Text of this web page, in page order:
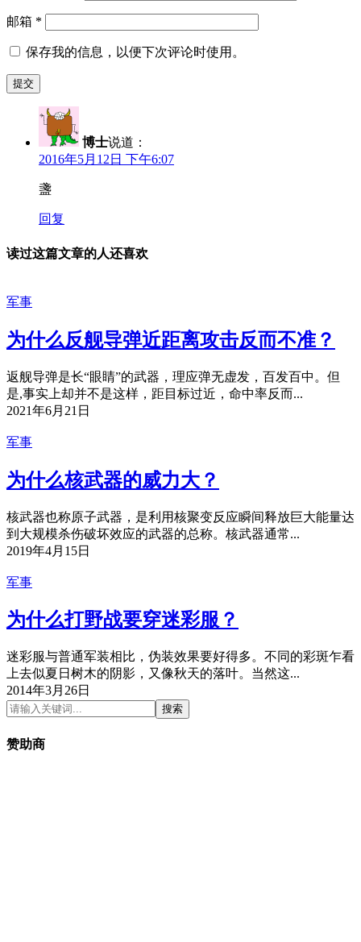
邮箱 *
保存我的信息，以便下次评论时使用。
博士说道：
2016年5月12日 下午6:07
盞
回复
读过这篇文章的人还喜欢
军事
为什么反舰导弹近距离攻击反而不准？
返舰导弹是长“眼睛”的武器，理应弹无虚发，百发百中。但
是,事实上却并不是这样，距目标过近，命中率反而...
2021年6月21日
军事
为什么核武器的威力大？
核武器也称原子武器，是利用核聚变反应瞬间释放巨大能量达
到大规模杀伤破坏效应的武器的总称。核武器通常...
2019年4月15日
军事
为什么打野战要穿迷彩服？
迷彩服与普通军装相比，伪装效果要好得多。不同的彩斑乍看
上去似夏日树木的阴影，又像秋天的落叶。当然这...
2014年3月26日
搜索
赞助商